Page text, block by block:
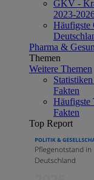
GKV -
2023-
Häufigste
Pharma &
Themen
Weitere Themen
Fakten
Häufigste
Fakten
Top Report